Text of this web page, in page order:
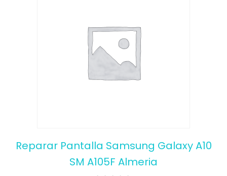
Reparar Pantalla Samsung Galaxy A10
SM A105F Almeria